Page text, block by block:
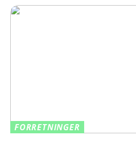
FORRETNINGER